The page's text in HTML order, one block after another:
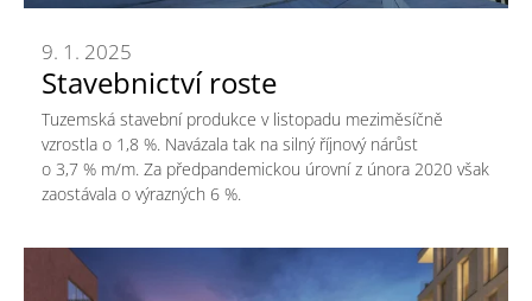
Stavebnictví roste
9. 1. 2025
Tuzemská stavební produkce v listopadu meziměsíčně
vzrostla o 1,8 %. Navázala tak na silný říjnový nárůst
o 3,7 % m/m. Za předpandemickou úrovní z února 2020 však
zaostávala o výrazných 6 %.